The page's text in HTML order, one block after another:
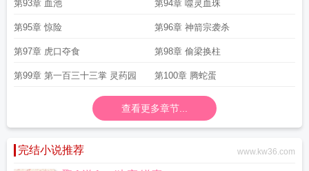
第93章 血池 第94章 噬灵血珠
第95章 惊险 第96章 神箭宗袭杀
第97章 虎口夺食 第98章 偷梁换柱
第99章 第一百三十三掌 灵药园 第100章 腾蛇蛋
查看更多章节...
完结小说推荐 www.kw36.com